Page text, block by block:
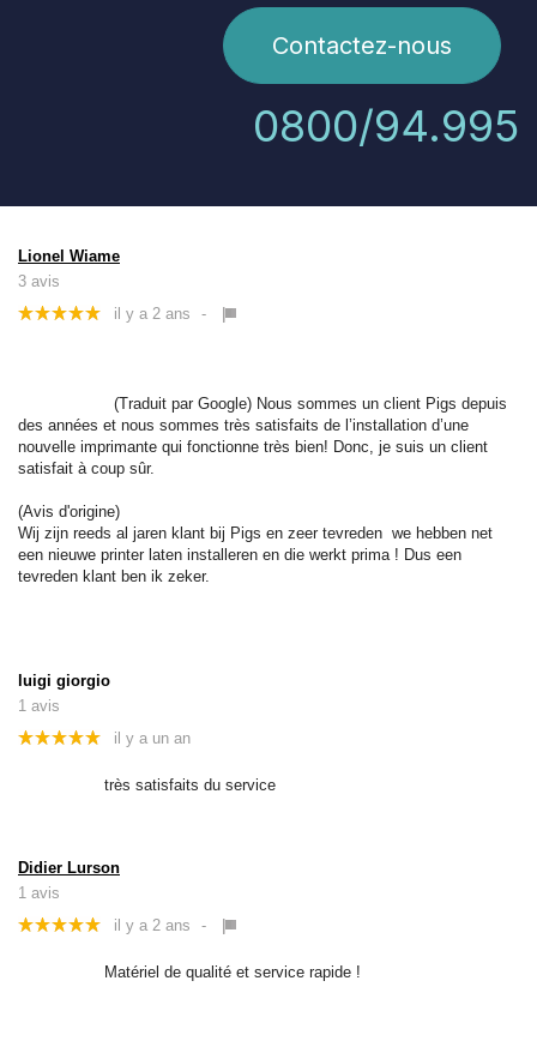
Contactez-nous
0800/94.995
Lionel Wiame
3 avis
il y a 2 ans
-
(Traduit par Google) Nous sommes un client Pigs depuis
des années et nous sommes très satisfaits de l’installation d’une
nouvelle imprimante qui fonctionne très bien! Donc, je suis un client
satisfait à coup sûr.
(Avis d'origine)
Wij zijn reeds al jaren klant bij Pigs en zeer tevreden  we hebben net
een nieuwe printer laten installeren en die werkt prima ! Dus een
tevreden klant ben ik zeker.
luigi giorgio
1 avis
il y a un an
très satisfaits du service
Didier Lurson
1 avis
il y a 2 ans
-
Matériel de qualité et service rapide !